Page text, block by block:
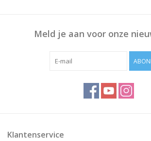
Meld je aan voor onze
Klantenservice